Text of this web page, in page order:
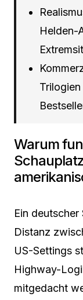
Helden-
Warum
Ein
Distanz
US-Settings
Highway-
mitgedacht